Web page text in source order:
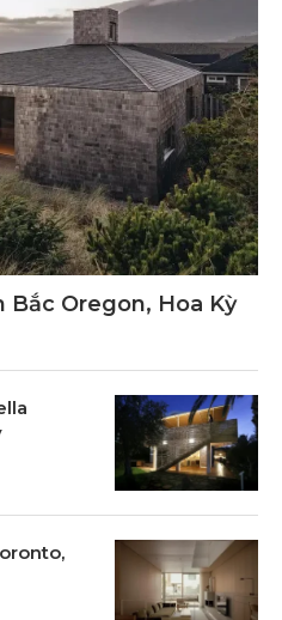
Bắc Oregon, Hoa Kỳ